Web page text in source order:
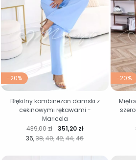
-20%
36 38 40 42 44 46
Cena regularna
439,00 zł Cena
351,20 zł
Błękitny kombinezon damski z
cekinowymi rękawami -
Maricela
-20%